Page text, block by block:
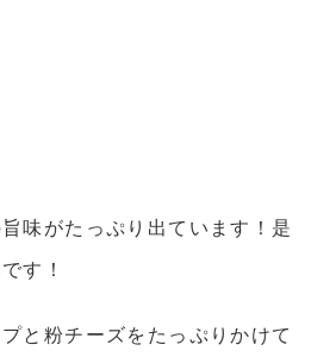
味がたっぷり出ています！是
す！
と粉チーズをたっぷりかけて